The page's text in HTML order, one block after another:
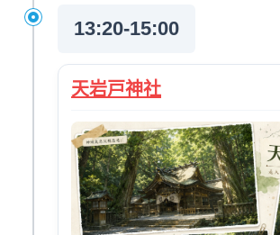
13:20-15:00
天岩戸神社